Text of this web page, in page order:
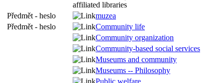
affiliated libraries
Předmět - heslo
muzea
Předmět - heslo
Community life
Community organization
Community-based social services
Museums and community
Museums -- Philosophy
Public welfare